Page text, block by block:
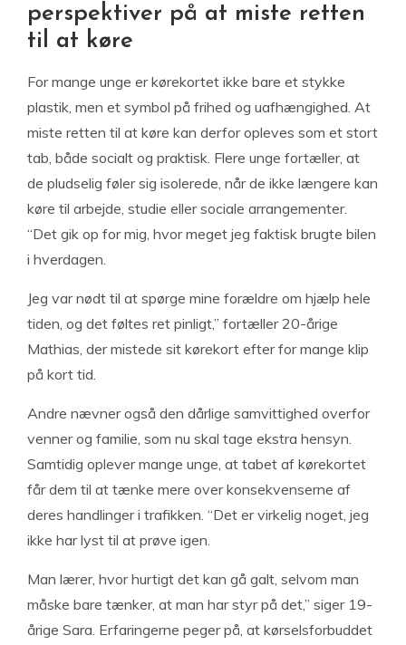
perspektiver på at miste retten
til at køre
For mange unge er kørekortet ikke bare et stykke
plastik, men et symbol på frihed og uafhængighed. At
miste retten til at køre kan derfor opleves som et stort
tab, både socialt og praktisk. Flere unge fortæller, at
de pludselig føler sig isolerede, når de ikke længere kan
køre til arbejde, studie eller sociale arrangementer.
“Det gik op for mig, hvor meget jeg faktisk brugte bilen
i hverdagen.
Jeg var nødt til at spørge mine forældre om hjælp hele
tiden, og det føltes ret pinligt,” fortæller 20-årige
Mathias, der mistede sit kørekort efter for mange klip
på kort tid.
Andre nævner også den dårlige samvittighed overfor
venner og familie, som nu skal tage ekstra hensyn.
Samtidig oplever mange unge, at tabet af kørekortet
får dem til at tænke mere over konsekvenserne af
deres handlinger i trafikken. “Det er virkelig noget, jeg
ikke har lyst til at prøve igen.
Man lærer, hvor hurtigt det kan gå galt, selvom man
måske bare tænker, at man har styr på det,” siger 19-
årige Sara. Erfaringerne peger på, at kørselsforbuddet